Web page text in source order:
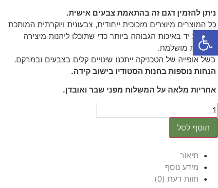
ניתן להזמין דגם זה בהתאמת צבעים אישית.
כל המוצרים מיוצרים מזכוכית ייחודית, צבעונית ויוקרתית המותכת
בעבודת יד באיכות הגבוהה ביותר כדי שתוכלו ליהנות מיצירה
ישראלית מושלמת.
בשל אופייה של הטכניקה ייתכנו שינויים קלים בצבעים ובמרקם.
הנחות נוספות בחנות הסטודיו בישוב קידה.
אחריות מלאה על המשלוח מפני שבר ואובדן.
הוסף לסל
תיאור
מידע נוסף
חוות דעת (0)
פתח סרגל נגישות